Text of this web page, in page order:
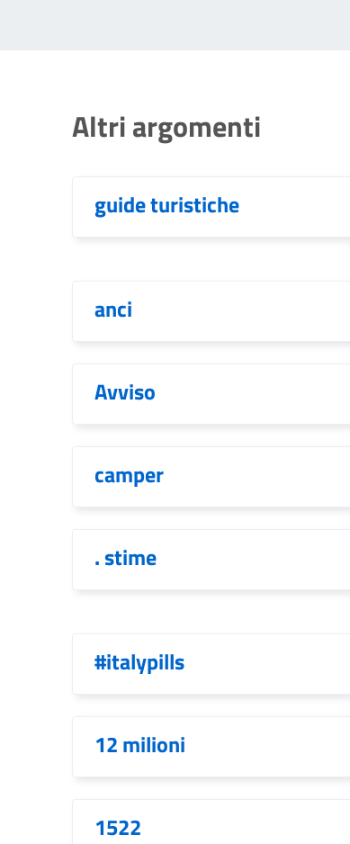
Altri argomenti
guide turistiche
anci
Avviso
camper
. stime
#italypills
12 milioni
1522